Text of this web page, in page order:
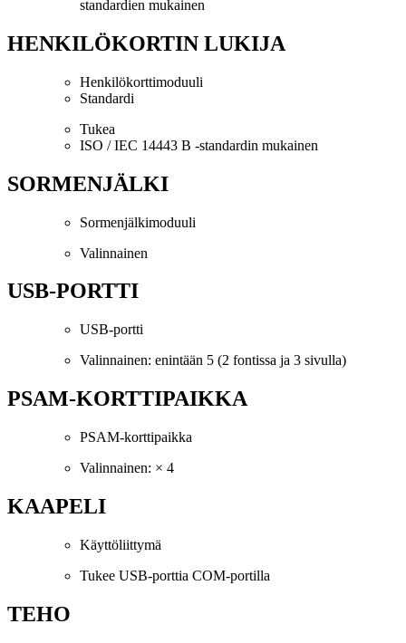
standardien mukainen
HENKILÖKORTIN LUKIJA
Henkilökorttimoduuli
Standardi
Tukea
ISO / IEC 14443 B -standardin mukainen
SORMENJÄLKI
Sormenjälkimoduuli
Valinnainen
USB-PORTTI
USB-portti
Valinnainen: enintään 5 (2 fontissa ja 3 sivulla)
PSAM-KORTTIPAIKKA
PSAM-korttipaikka
Valinnainen: × 4
KAAPELI
Käyttöliittymä
Tukee USB-porttia COM-portilla
TEHO